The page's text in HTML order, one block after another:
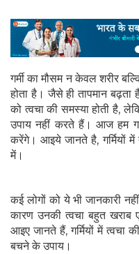
गर्मी का मौसम न केवल शरीर
होता है। जैसे ही तापमान बढ़ता
को त्वचा की समस्या होती है,
उपाय नहीं करते हैं। आज हम
करेंगे। आइये जानते है, गर्मियों
में।
कई लोगों को ये भी जानकारी
कारण उनकी त्वचा बहुत खराब
आइए जानते हैं, गर्मियों में त्वचा
बचने के उपाय।